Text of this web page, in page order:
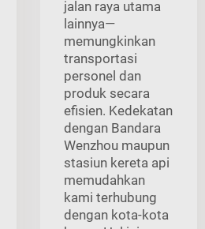
jalan raya utama
lainnya—
memungkinkan
transportasi
personel dan
produk secara
efisien. Kedekatan
dengan Bandara
Wenzhou maupun
stasiun kereta api
memudahkan
kami terhubung
dengan kota-kota